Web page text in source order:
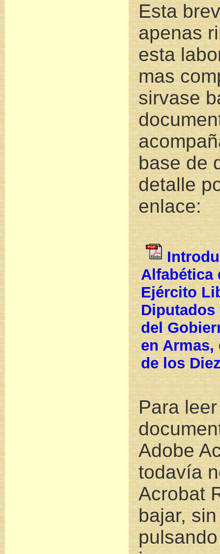
Esta
apenas
esta
mas
sirvase
base de
detalle
enlace:
Alfabética
Ejército
del
en Armas,
de los
Para
Adobe
todavía
Acrobat
bajar,